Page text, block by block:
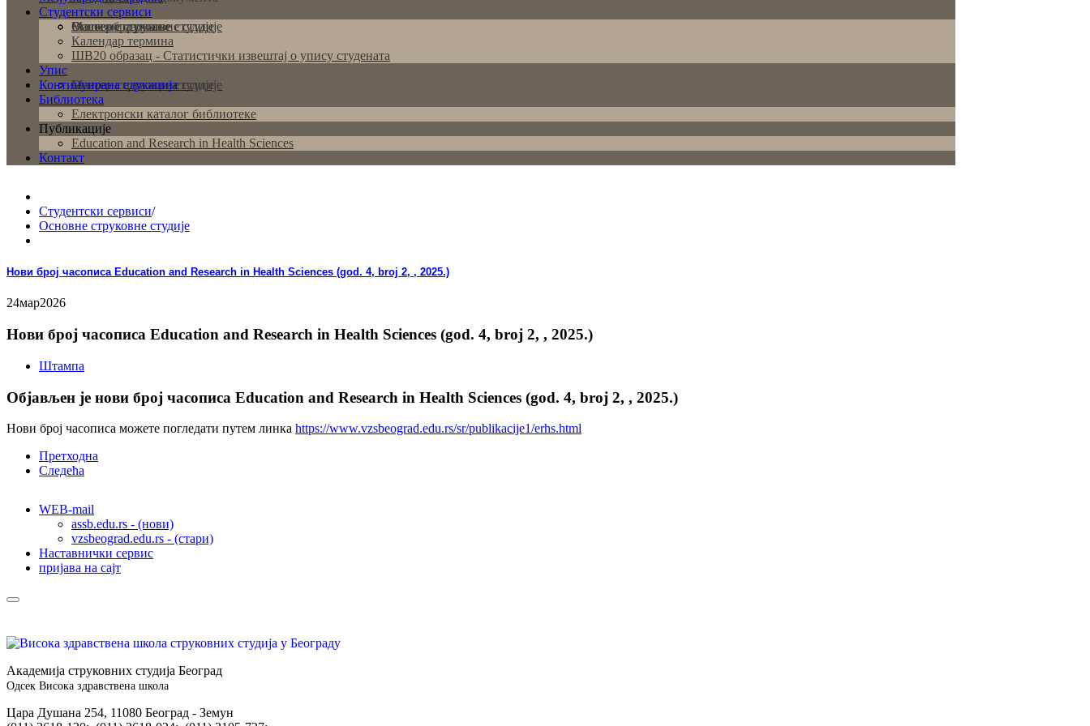
Студентски сервиси
Основне струковне студије
Мастер струковне студије
Више образовање
Календар термина
ШВ20 образац - Статистички извештај о упису студената
Упис
Основне струковне студије
Мастер струковне студије
Континуирана едукација
Библиотека
Електронски каталог библиотеке
Публикације
Education and Research in Health Sciences
Контакт
Студентски сервиси/
Основне струковне студије
Нови број часописа Education and Research in Health Sciences (god. 4, broj 2, , 2025.)
24мар2026
Нови број часописа Education and Research in Health Sciences (god. 4, broj 2, , 2025.)
Штампа
Објављен је нови број часописа Education and Research in Health Sciences (god. 4, broj 2, , 2025.)
Нови број часописа можете погледати путем линка https://www.vzsbeograd.edu.rs/sr/publikacije1/erhs.html
Претходна
Следећа
WEB-mail
assb.edu.rs - (нови)
vzsbeograd.edu.rs - (стари)
Наставнички сервис
пријава на сајт
Академија струковних студија Београд
Одсек Висока здравствена школа
Цара Душана 254, 11080 Београд - Земун